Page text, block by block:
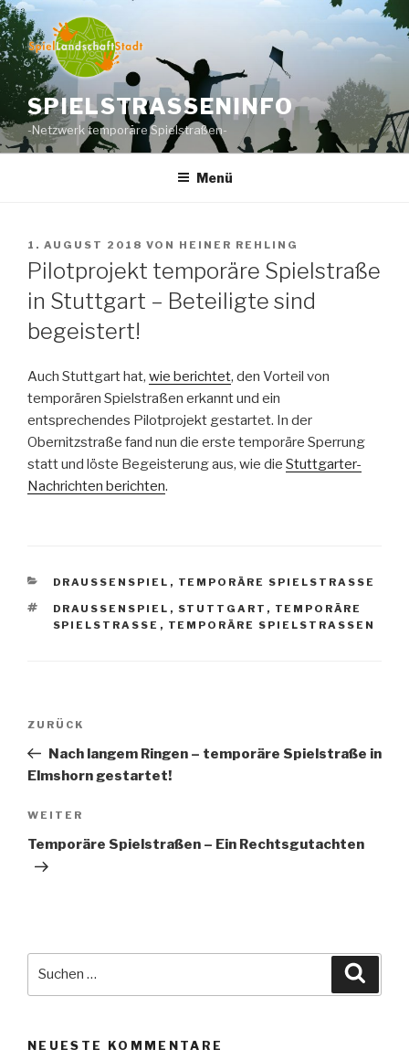
Zum
Inhalt
springen
SPIELSTRASSENINFO
-Netzwerk temporäre Spielstraßen-
Menü
VERÖFFENTLICHT
AM
1. AUGUST 2018 VON HEINER REHLING
Pilotprojekt temporäre Spielstraße
in Stuttgart – Beteiligte sind
begeistert!
Auch Stuttgart hat, wie berichtet, den Vorteil von
temporären Spielstraßen erkannt und ein
entsprechendes Pilotprojekt gestartet. In der
Obernitzstraße fand nun die erste temporäre Sperrung
statt und löste Begeisterung aus, wie die Stuttgarter-
Nachrichten berichten.
KATEGORIEN
DRAUSSENSPIEL , TEMPORÄRE SPIELSTRASSE
SCHLAGWÖRTER
DRAUSSENSPIEL , STUTTGART , TEMPORÄRE
SPIELSTRASSE
, TEMPORÄRE SPIELSTRASSEN
Beitragsnavigation
Vorheriger
Beitrag
ZURÜCK
Nach langem Ringen – temporäre Spielstraße in
Elmshorn gestartet!
Nächster
Beitrag
WEITER
Temporäre Spielstraßen – Ein Rechtsgutachten
NEUESTE KOMMENTARE